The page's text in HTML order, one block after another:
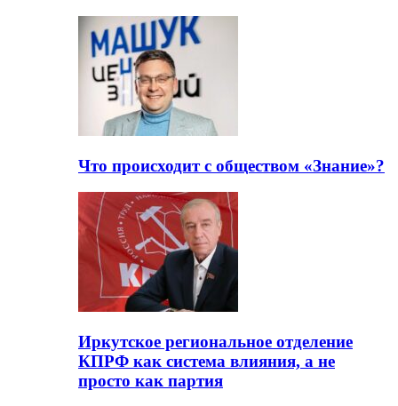
Что происходит с обществом «Знание»?
Иркутское региональное отделение
КПРФ как система влияния, а не
просто как партия